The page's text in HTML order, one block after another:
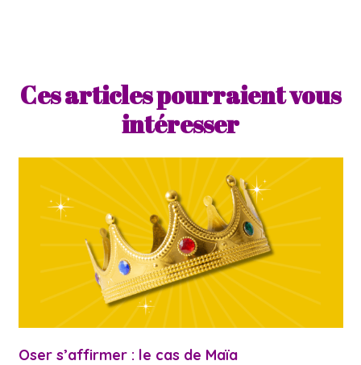
Ces articles pourraient vous
intéresser
Oser s’affirmer : le cas de Maïa